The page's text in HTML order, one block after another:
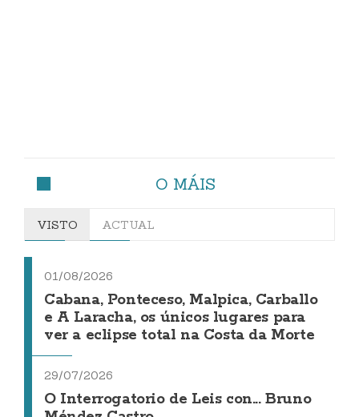
O MÁIS
VISTO ACTUAL
01/08/2026
Cabana, Ponteceso, Malpica, Carballo
e A Laracha, os únicos lugares para
ver a eclipse total na Costa da Morte
29/07/2026
O Interrogatorio de Leis con... Bruno